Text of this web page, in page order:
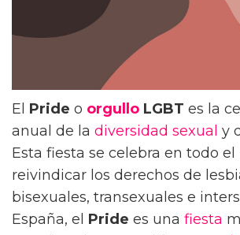
El Pride o orgullo LGBT es la
anual de la diversidad sexual y
Esta fiesta se celebra en todo
reivindicar los derechos de
bisexuales, transexuales e
España, el Pride es una fiesta